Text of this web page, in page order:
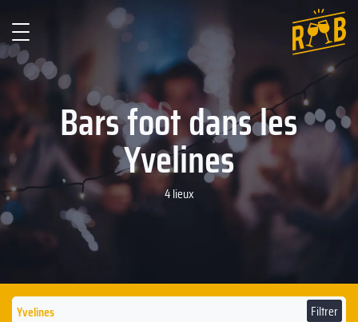
Bars foot dans les
Yvelines
4 lieux
Filtrer